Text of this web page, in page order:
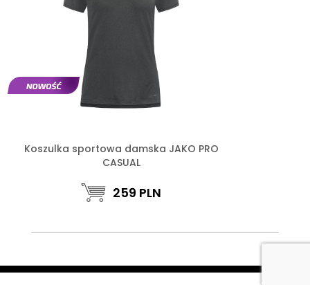
Koszulka sportowa damska JAKO PRO
CASUAL
259 PLN